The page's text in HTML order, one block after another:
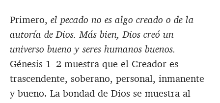
Primero, el pecado no es algo creado o de la
autoría de Dios. Más bien, Dios creó un
universo bueno y seres humanos buenos.
Génesis 1–2 muestra que el Creador es
trascendente, soberano, personal, inmanente
y bueno. La bondad de Dios se muestra al